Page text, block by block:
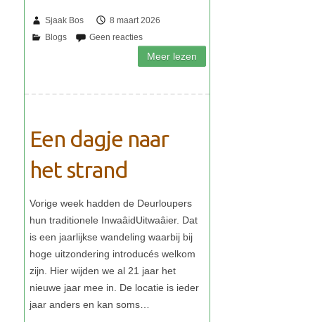
Sjaak Bos 8 maart 2026
Een dagje naar
het strand